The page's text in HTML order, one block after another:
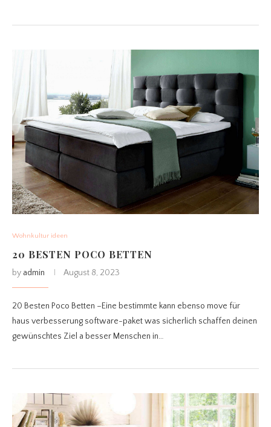
Wohnkultur ideen
20 BESTEN POCO BETTEN
by admin August 8, 2023
20 Besten Poco Betten –Eine bestimmte kann ebenso move für
haus verbesserung software-paket was sicherlich schaffen deinen
gewünschtes Ziel a besser Menschen in…